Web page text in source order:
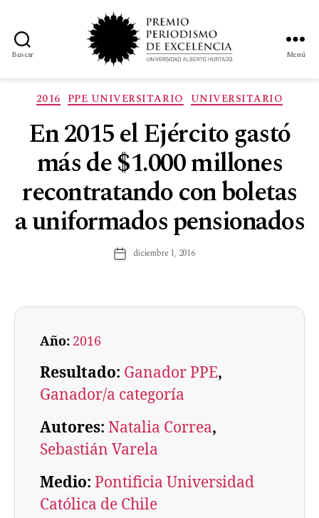
Buscar Menú
2016 PPE UNIVERSITARIO UNIVERSITARIO
En 2015 el Ejército gastó
más de $1.000 millones
recontratando con boletas
a uniformados pensionados
diciembre 1, 2016
Año: 2016
Resultado: Ganador PPE
Ganador/a categoría
Autores: Natalia Correa
Sebastián Varela
Medio: Pontificia Universidad
Católica de Chile